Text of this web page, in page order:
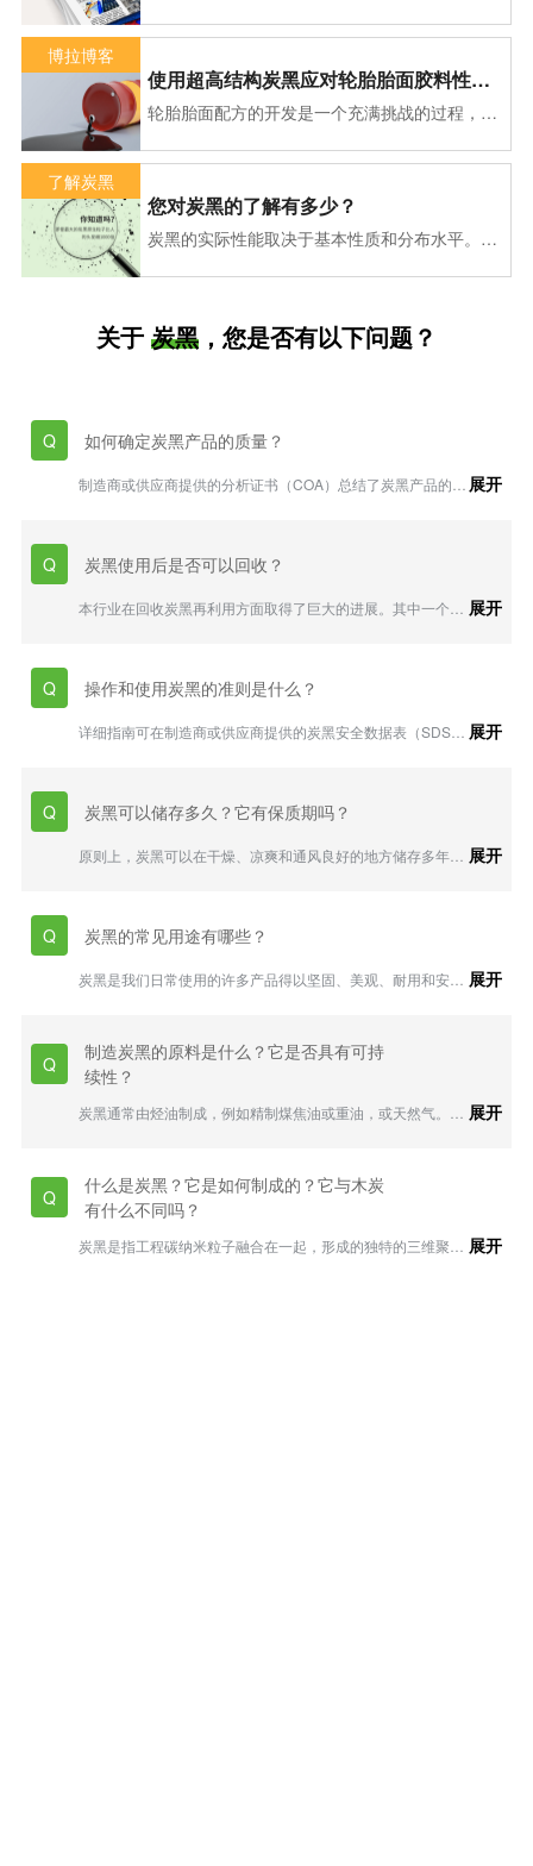
使用超高结构炭黑应对轮胎胎面胶料性能的挑战
轮胎胎面配方的开发是一个充满挑战的过程，需要在滚动阻力、抓地力和胎面磨耗等相互矛...
博拉博客
您对炭黑的了解有多少？
炭黑的实际性能取决于基本性质和分布水平。最重要的物理和化学性能包含炭黑基本粒子子...
了解炭黑
关于 炭黑 ，您是否有以下问题？
Q
如何确定炭黑产品的质量？
展开
制造商或供应商提供的分析证书（COA）总结了炭黑产品的关
Q
炭黑使用后是否可以回收？
展开
本行业在回收炭黑再利用方面取得了巨大的进展。其中一个进
https://www.birlacarbon.com.cn/products/continua.jsp
Q
操作和使用炭黑的准则是什么？
展开
详细指南可在制造商或供应商提供的炭黑安全数据表（SDS）
施，防止静电放电；3）保证安全工作实践，包括消除靠近炭
当地设计排气通风系统，并进行维护，控制空气中的粉尘水平
适当的个人防护设备，例如，呼吸器、面罩、安全眼镜或护目
镜、防护手套和衣服等。
Q
炭黑可以储存多久？它有保质期吗？
展开
原则上，炭黑可以在干燥、凉爽和通风良好的地方储存多年。
炭黑只有两个性质会发生变化：水分和碘值。水分含量会在短
表面积。炭黑的表面氧含量会缓慢增加，因而经过较长一段时
Q
炭黑的常见用途有哪些？
展开
炭黑是我们日常使用的许多产品得以坚固、美观、耐用和安全
强炭黑的轮胎跑不了100英里。炭黑可以用作一种色素，为电
子外壳、汽车涂料和家用电器等各种应用提供所需的颜色强
度。还可以为橡胶和塑料制品提供更强的紫外线耐久性，以确
保其几十年的使用寿命。炭黑也可以用作导电添加剂，使绝缘
Q
制造炭黑的原料是什么？它是否具有可持
续性？
展开
炭黑通常由烃油制成，例如精制煤焦油或重油，或天然气。从
Q
什么是炭黑？它是如何制成的？它与木炭
有什么不同吗？
展开
炭黑是指工程碳纳米粒子融合在一起，形成的独特的三维聚合